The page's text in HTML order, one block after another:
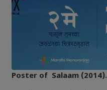
Poster of Salaam (2014).